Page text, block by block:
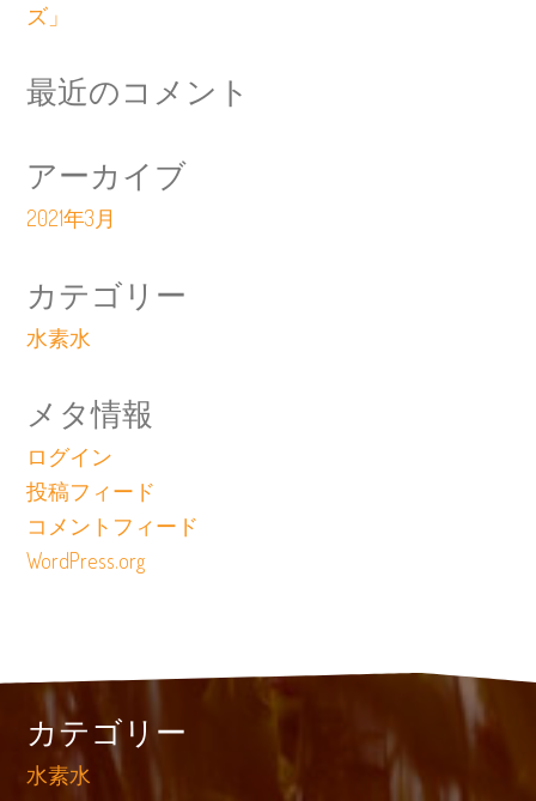
ズ」
最近のコメント
アーカイブ
2021年3月
カテゴリー
水素水
メタ情報
ログイン
投稿フィード
コメントフィード
WordPress.org
カテゴリー
水素水